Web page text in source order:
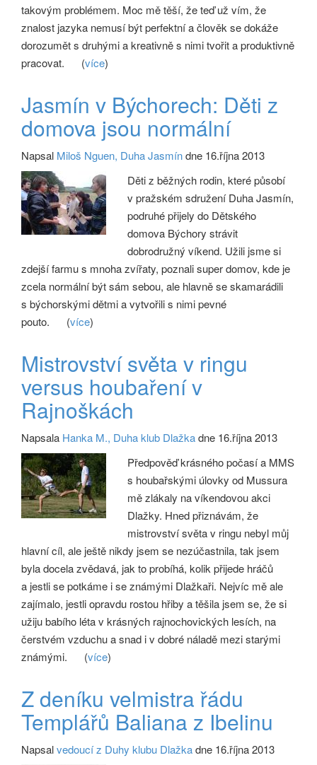
takovým problémem. Moc mě těší, že teď už vím, že
znalost jazyka nemusí být perfektní a člověk se dokáže
dorozumět s druhými a kreativně s nimi tvořit a produktivně
pracovat.
(více)
Jasmín v Býchorech: Děti z
domova jsou normální
Napsal Miloš Nguen, Duha Jasmíndne 16.října 2013
Děti z běžných rodin, které působí
v pražském sdružení Duha Jasmín,
podruhé přijely do Dětského
domova Býchory strávit
dobrodružný víkend. Užili jsme si
zdejší farmu s mnoha zvířaty, poznali super domov, kde je
zcela normální být sám sebou, ale hlavně se skamarádili
s býchorskými dětmi a vytvořili s nimi pevné
pouto.
(více)
Mistrovství světa v ringu
versus houbaření v
Rajnoškách
Napsala Hanka M., Duha klub Dlažkadne 16.října 2013
Předpověď krásného počasí a MMS
s houbařskými úlovky od Mussura
mě zlákaly na víkendovou akci
Dlažky. Hned přiznávám, že
mistrovství světa v ringu nebyl můj
hlavní cíl, ale ještě nikdy jsem se nezúčastnila, tak jsem
byla docela zvědavá, jak to probíhá, kolik přijede hráčů
a jestli se potkáme i se známými Dlažkaři. Nejvíc mě ale
zajímalo, jestli opravdu rostou hřiby a těšila jsem se, že si
užiju babího léta v krásných rajnochovických lesích, na
čerstvém vzduchu a snad i v dobré náladě mezi starými
známými.
(více)
Z deníku velmistra řádu
Templářů Baliana z Ibelinu
Napsalvedoucí z Duhy klubu Dlažkadne 16.října 2013